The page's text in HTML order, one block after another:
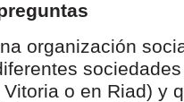
organización
o en Riad) y